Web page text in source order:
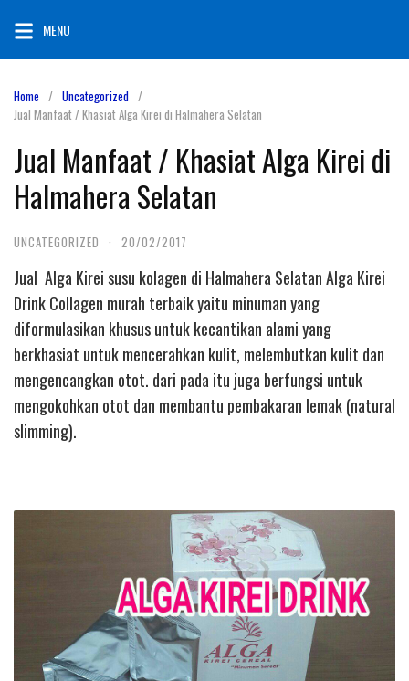
content
MENU
Home
Uncategorized
Jual Manfaat / Khasiat Alga Kirei di Halmahera Selatan
Jual Manfaat / Khasiat Alga Kirei di
Halmahera Selatan
UNCATEGORIZED · 20/02/2017
Jual Alga Kirei susu kolagen di Halmahera Selatan Alga Kirei
Drink Collagen murah terbaik yaitu minuman yang
diformulasikan khusus untuk kecantikan alami yang
berkhasiat untuk mencerahkan kulit, melembutkan kulit dan
mengencangkan otot. dari pada itu juga berfungsi untuk
mengokohkan otot dan membantu pembakaran lemak (natural
slimming).